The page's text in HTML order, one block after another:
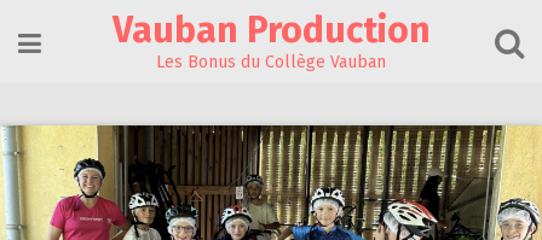
content
Vauban Production
Les Bonus du Collège Vauban